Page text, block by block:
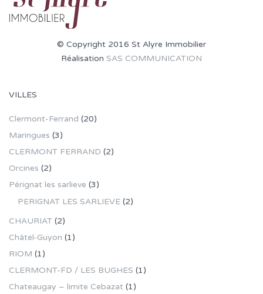
© Copyright 2016 St Alyre Immobilier
Réalisation SAS COMMUNICATION
VILLES
Clermont-Ferrand (20)
Maringues (3)
CLERMONT FERRAND (2)
Orcines (2)
Pérignat les sarlieve (3)
PERIGNAT LES SARLIEVE (2)
CHAURIAT (2)
Châtel-Guyon (1)
RIOM (1)
CLERMONT-FD / LES BUGHES (1)
Chateaugay – limite Cebazat (1)